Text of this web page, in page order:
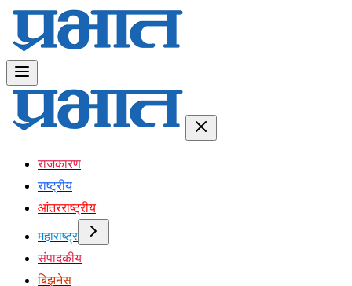
राजकारण
राष्ट्रीय
आंतरराष्ट्रीय
महाराष्ट्र
संपादकीय
बिझनेस